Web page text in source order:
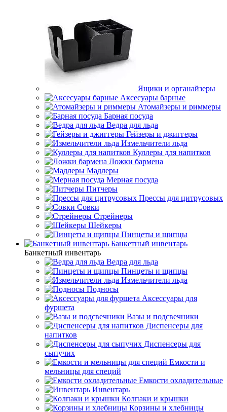
Ящики и органайзеры
Аксесуары барные
Атомайзеры и риммеры
Барная посуда
Ведра для льда
Гейзеры и джиггеры
Измельчители льда
Куллеры для напитков
Ложки бармена
Мадлеры
Мерная посуда
Питчеры
Прессы для цитрусовых
Совки
Стрейнеры
Шейкеры
Пинцеты и щипцы
Банкетный инвентарь
Банкетный инвентарь
Ведра для льда
Пинцеты и щипцы
Измельчители льда
Подносы
Аксессуары для
фуршета
Вазы и подсвечники
Диспенсеры для
напитков
Диспенсеры для
сыпучих
Емкости и
мельницы для специй
Емкости охладительные
Инвентарь
Колпаки и крышки
Корзины и хлебницы